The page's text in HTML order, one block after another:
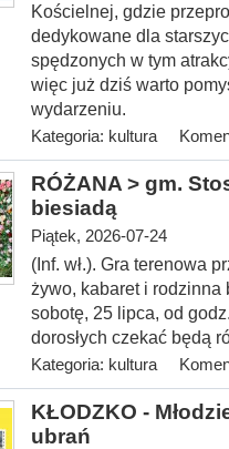
Kościelnej, gdzie
dedykowane dla
spędzonych w tym
więc już dziś warto
wydarzeniu.
Kategoria: kultura
RÓŻANA > gm.
biesiadą
Piątek, 2026-07-24
(Inf. wł.). Gra terenowa
żywo, kabaret i
sobotę, 25 lipca, od
dorosłych czekać będą
Kategoria: kultura
KŁODZKO -
ubrań